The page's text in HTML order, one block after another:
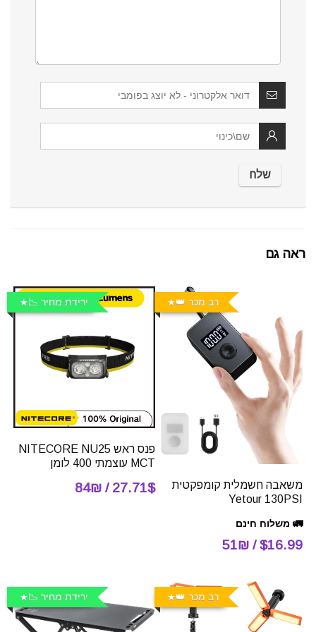
ראה גם
רב מכר 👑
משאבה חשמלית קומפקטית
Yetour 130PSI
🚛 משלוח חינם
$16.99 / 51₪
ירידת מחיר 📉
פנס ראש NITECORE NU25
MCT עוצמתי 400 לומן
27.71$ / 84₪
רב מכר 👑 ירידת מחיר 📉